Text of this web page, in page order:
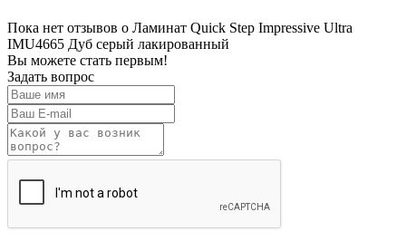
Пока нет отзывов о Ламинат Quick Step Impressive Ultra
IMU4665 Дуб серый лакированный
Вы можете стать первым!
Задать вопрос